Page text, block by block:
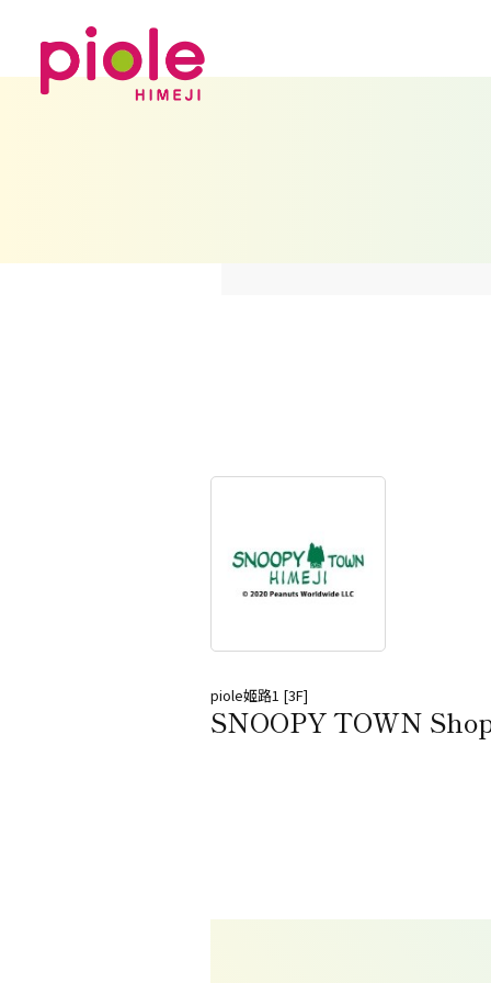
piole姬路1 [3F]
SNOOPY TOWN